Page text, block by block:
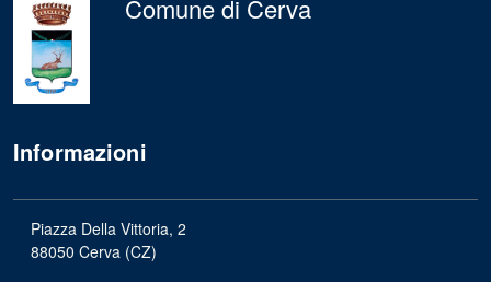
Comune di Cerva
Informazioni
Piazza Della Vittoria, 2
88050 Cerva (CZ)